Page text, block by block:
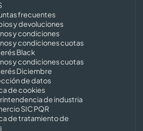
frecuentes
y devoluciones
y condiciones
y condiciones cuotas
Black
y condiciones cuotas
Diciembre
de datos
de cookies
de industria
SIC PQR
de tratamiento de